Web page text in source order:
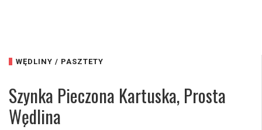
WĘDLINY / PASZTETY
Szynka Pieczona Kartuska, Prosta
Wędlina